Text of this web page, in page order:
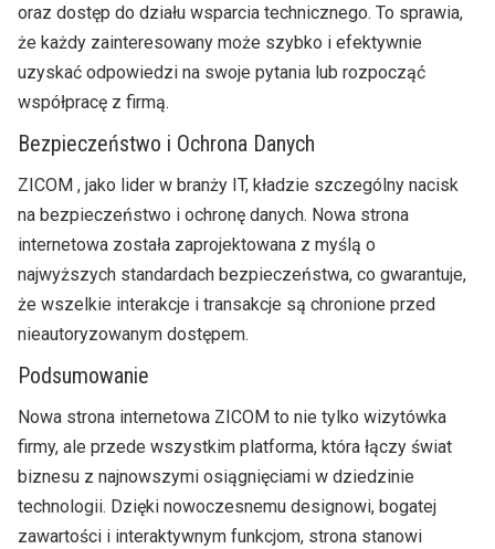
oraz dostęp do działu wsparcia technicznego. To sprawia,
że każdy zainteresowany może szybko i efektywnie
uzyskać odpowiedzi na swoje pytania lub rozpocząć
współpracę z firmą.
Bezpieczeństwo i Ochrona Danych
ZICOM , jako lider w branży IT, kładzie szczególny nacisk
na bezpieczeństwo i ochronę danych. Nowa strona
internetowa została zaprojektowana z myślą o
najwyższych standardach bezpieczeństwa, co gwarantuje,
że wszelkie interakcje i transakcje są chronione przed
nieautoryzowanym dostępem.
Podsumowanie
Nowa strona internetowa ZICOM to nie tylko wizytówka
firmy, ale przede wszystkim platforma, która łączy świat
biznesu z najnowszymi osiągnięciami w dziedzinie
technologii. Dzięki nowoczesnemu designowi, bogatej
zawartości i interaktywnym funkcjom, strona stanowi